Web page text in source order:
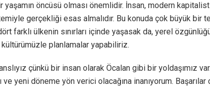
yaşamın öncüsü olması önemlidir. İnsan, modern
gerçekliği esas almalıdır. Bu konuda çok büyük bir
farklı ülkenin sınırları içinde yaşasak da, yerel
planlamalar yapabiliriz.
çünkü bir insan olarak Öcalan gibi bir yoldaşımız
ve yeni döneme yön verici olacağına inanıyorum.